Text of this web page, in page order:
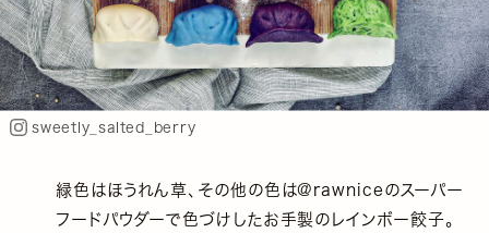
sweetly_salted_berry
緑色はほうれん草、その他の色は@rawniceのスーパー
フードパウダーで色づけしたお手製のレインボー餃子。